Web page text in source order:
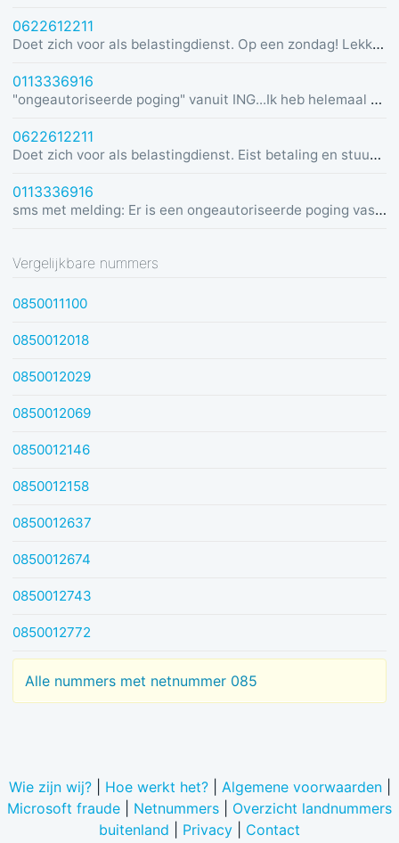
0622612211
Doet zich voor als belastingdienst. Op een zondag! Lekker dom
0113336916
"ongeautoriseerde poging" vanuit ING...Ik heb helemaal geen rekening bij ING :)
0622612211
Doet zich voor als belastingdienst. Eist betaling en stuurt link in bericht met dreiging van beslaglegging.
0113336916
sms met melding: Er is een ongeautoriseerde poging vastgesteld vanuit Duitsland was u dit niet? Bel de alarmlijn op 0113336916
Vergelijkbare nummers
0850011100
0850012018
0850012029
0850012069
0850012146
0850012158
0850012637
0850012674
0850012743
0850012772
Alle nummers met netnummer 085
Wie zijn wij?| Hoe werkt het?| Algemene voorwaarden|
Microsoft fraude
Netnummers
Overzicht landnummers
buitenland
Privacy Contact